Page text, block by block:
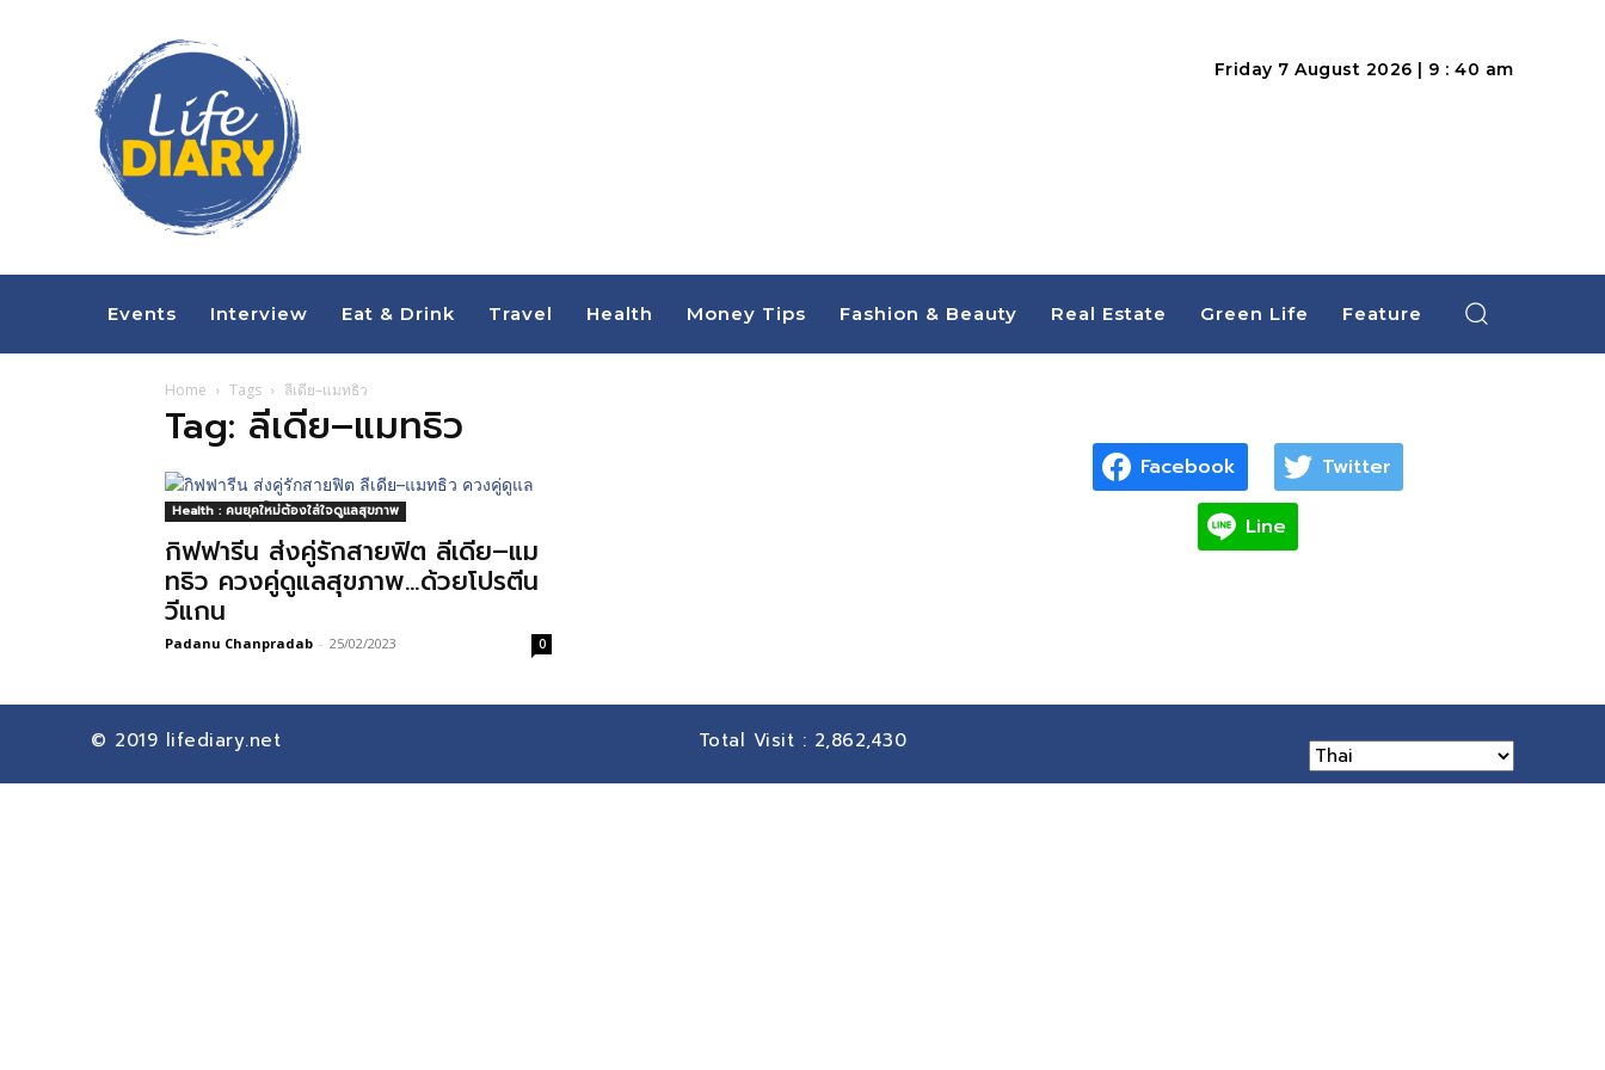
Friday 7 August 2026 | 9 : 40 am
Events Interview Eat & Drink Travel Health Money Tips Fashion & Beauty Real Estate Green Life Feature
Home Tags ลีเดีย–แมทธิว
Tag: ลีเดีย–แมทธิว
Health : คนยุคใหม่ต้องใส่ใจดูแลสุขภาพ
กิฟฟารีน ส่งคู่รักสายฟิต ลีเดีย–แม
ทธิว ควงคู่ดูแลสุขภาพ…ด้วยโปรตีน
วีแกน
Padanu Chanpradab - 25/02/2023 0
Facebook Twitter
Line
© 2019 lifediary.net Total Visit : 2,862,430